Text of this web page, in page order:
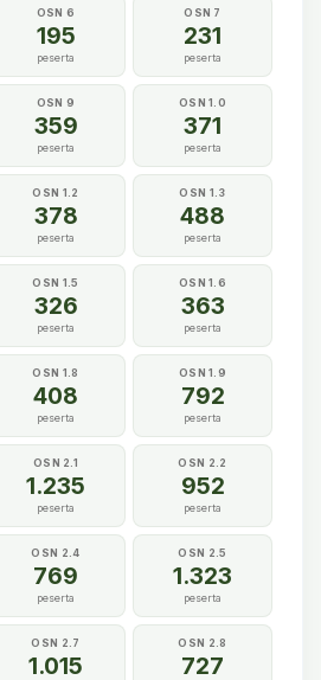
OSN 6
195
peserta
OSN 7
231
peserta
OSN 9
359
peserta
OSN 1.0
371
peserta
OSN 1.2
378
peserta
OSN 1.3
488
peserta
OSN 1.5
326
peserta
OSN 1.6
363
peserta
OSN 1.8
408
peserta
OSN 1.9
792
peserta
OSN 2.1
1.235
peserta
OSN 2.2
952
peserta
OSN 2.4
769
peserta
OSN 2.5
1.323
peserta
OSN 2.7
1.015
OSN 2.8
727